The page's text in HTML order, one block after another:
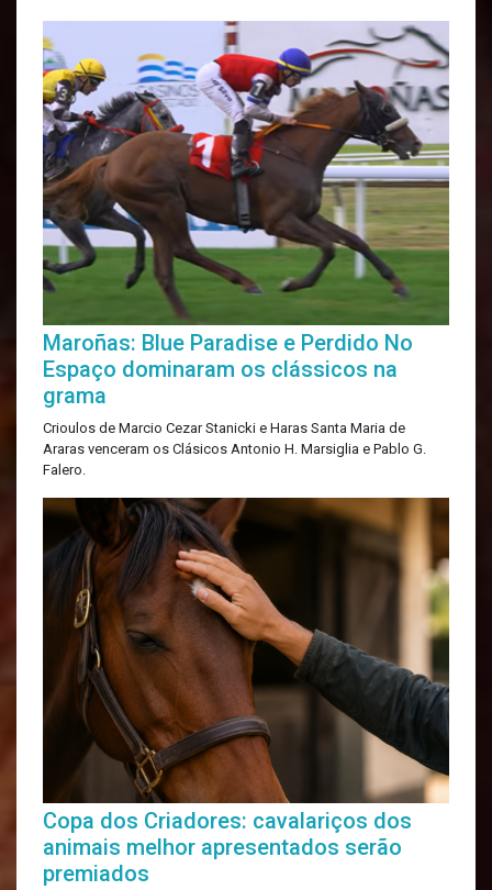
Maroñas: Blue Paradise e Perdido No
Espaço dominaram os clássicos na
grama
Crioulos de Marcio Cezar Stanicki e Haras Santa Maria de
Araras venceram os Clásicos Antonio H. Marsiglia e Pablo G.
Falero.
Copa dos Criadores: cavalariços dos
animais melhor apresentados serão
premiados